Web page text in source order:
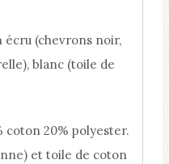
écru (chevrons noir,
blanc (toile de
20% polyester.
et toile de coton